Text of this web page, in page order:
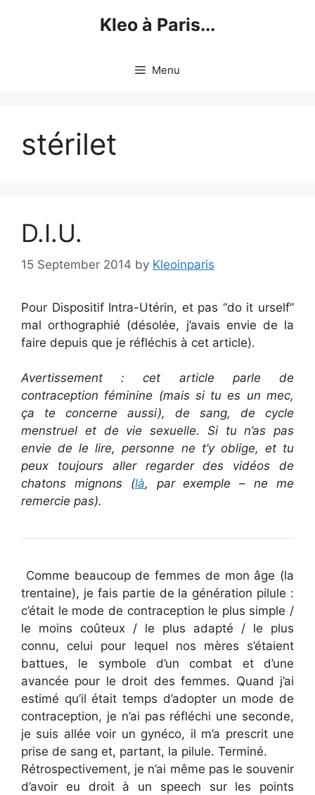
Kleo à Paris...
Menu
stérilet
D.I.U.
15 September 2014 by Kleoinparis
Pour Dispositif Intra-Utérin, et pas “do it urself”
mal orthographié (désolée, j’avais envie de la
faire depuis que je réfléchis à cet article).
Avertissement : cet article parle de
contraception féminine (mais si tu es un mec,
ça te concerne aussi), de sang, de cycle
menstruel et de vie sexuelle. Si tu n’as pas
envie de le lire, personne ne t’y oblige, et tu
peux toujours aller regarder des vidéos de
chatons mignons (là, par exemple – ne me
remercie pas).
Comme beaucoup de femmes de mon âge (la
trentaine), je fais partie de la génération pilule :
c’était le mode de contraception le plus simple /
le moins coûteux / le plus adapté / le plus
connu, celui pour lequel nos mères s’étaient
battues, le symbole d’un combat et d’une
avancée pour le droit des femmes. Quand j’ai
estimé qu’il était temps d’adopter un mode de
contraception, je n’ai pas réfléchi une seconde,
je suis allée voir un gynéco, il m’a prescrit une
prise de sang et, partant, la pilule. Terminé.
Rétrospectivement, je n’ai même pas le souvenir
d’avoir eu droit à un speech sur les points